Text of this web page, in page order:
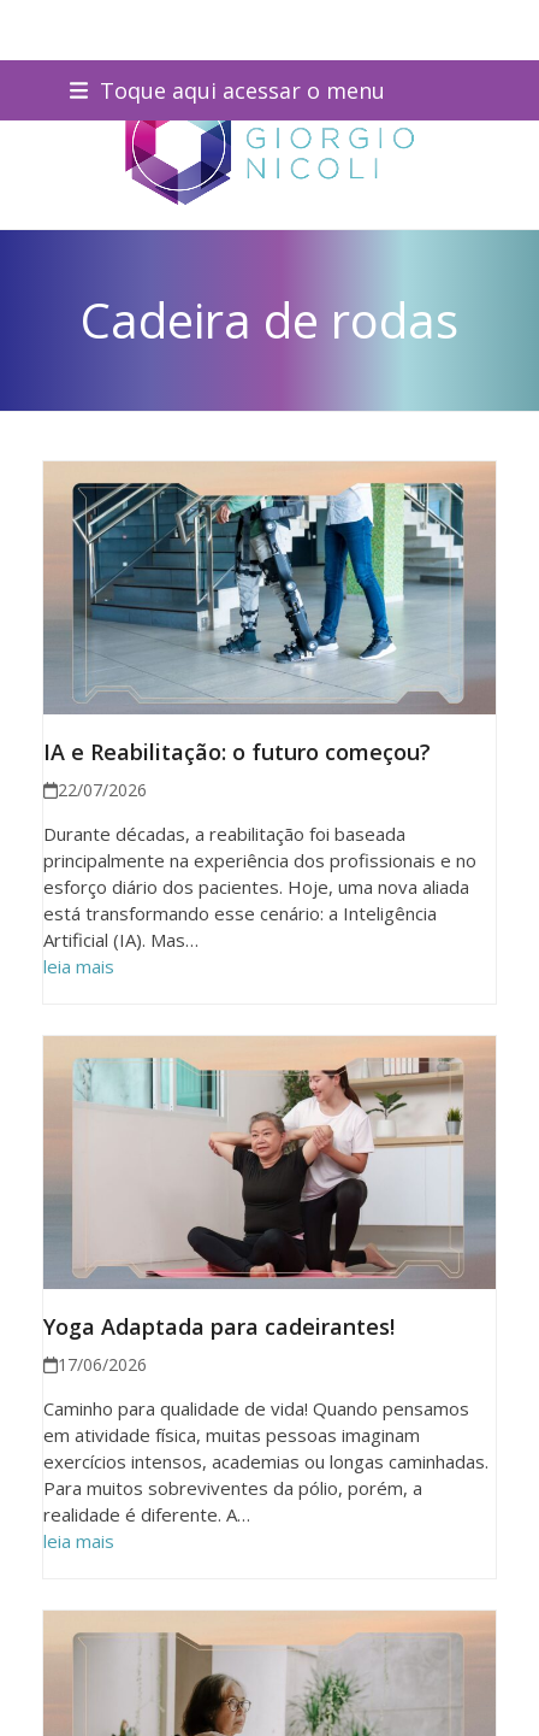
content
Toque aqui acessar o menu
Cadeira de rodas
IA e Reabilitação: o futuro começou?
22/07/2026
Durante décadas, a reabilitação foi baseada
principalmente na experiência dos profissionais e no
esforço diário dos pacientes. Hoje, uma nova aliada
está transformando esse cenário: a Inteligência
Artificial (IA). Mas…
leia mais
Yoga Adaptada para cadeirantes!
17/06/2026
Caminho para qualidade de vida! Quando pensamos
em atividade física, muitas pessoas imaginam
exercícios intensos, academias ou longas caminhadas.
Para muitos sobreviventes da pólio, porém, a
realidade é diferente. A…
leia mais